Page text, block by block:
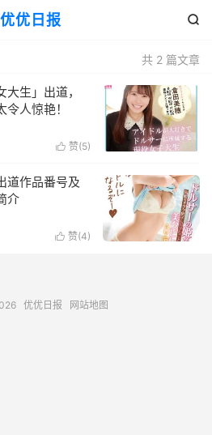
优优日报 
共 2 篇文章
生」出道，
令人惊艳！
 赞(5)
道作品番号及
介
 赞(4)
优优日报 网站地图